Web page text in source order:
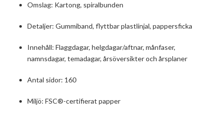
Omslag: Kartong, spiralbunden
Detaljer: Gummiband, flyttbar plastlinjal, pappersficka
Innehåll: Flaggdagar, helgdagar/aftnar, månfaser,
namnsdagar, temadagar, årsöversikter och årsplaner
Antal sidor: 160
Miljö: FSC®-certifierat papper